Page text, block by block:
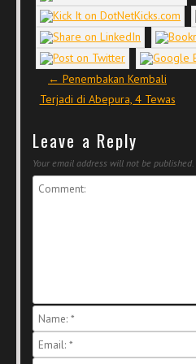
Post navigation
← Penembakan Kembali
Terjadi di Abepura, 4 Tewas
Leave a Reply
Your email address will not be published.